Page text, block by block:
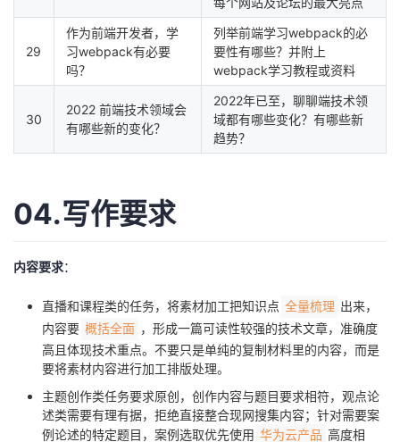
29
作为前端开发者，学
习webpack有必要
吗？
列举前端学习webpack的必
要性有哪些？并附上
webpack学习教程或资料
30
2022 前端技术领域会
有哪些新的变化？
2022年已至，聊聊端技术领
域都有哪些变化？有哪些新
趋势？
04.写作要求
内容要求：
直播和课程类的任务，将素材加工把知识点 全量梳理 出来，
内容要 概括全面 ，形成一篇可读性较强的技术文章，准确度
高且体现技术重点。不要只是单纯的复制材料里的内容，而是
要将素材内容进行加工排版处理。
主题创作类任务要求原创，创作内容与题目要求相符，观点论
述类需要有理有据，拒绝直接整合现网搜集内容；针对需要案
例论述的特定题目，案例选取优先使用 华为云产品 高度相